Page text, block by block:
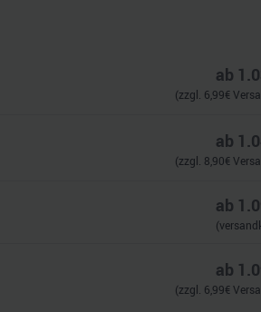
ab
(zzgl. 6,99€
ab
(zzgl. 8,90€
ab
ab
(zzgl. 6,99€